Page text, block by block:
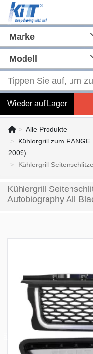
Marke
Modell
Wieder auf Lager
Alle Produkte
Kühlergrill zum
2009)
Kühlergrill
Kühlergrill
Autobiography All